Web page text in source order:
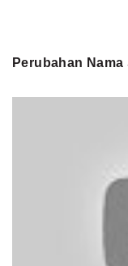
Perubahan